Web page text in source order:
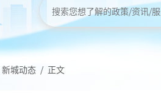
新城动态 / 正文